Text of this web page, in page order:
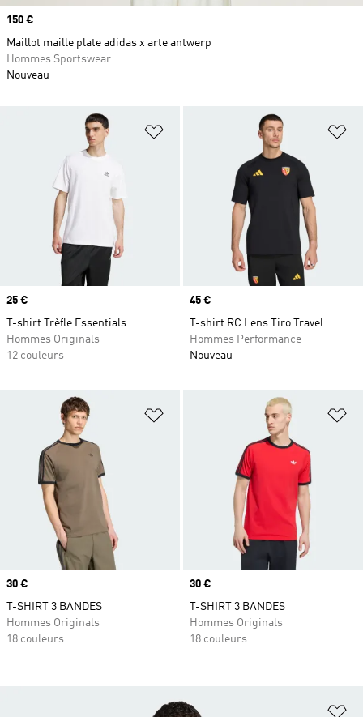
Ajouter à la Liste de produits
Prix
25 €
T-shirt Trèfle Essentials
Hommes Originals
12 couleurs
Prix
45 €
T-shirt RC Lens Tiro Travel
Hommes Performance
Nouveau
Ajouter à la Liste de produits
Prix
30 €
T-SHIRT 3 BANDES
Hommes Originals
18 couleurs
Prix
30 €
T-SHIRT 3 BANDES
Hommes Originals
18 couleurs
Prix
150 €
Maillot maille plate adidas x arte antwerp
Hommes Sportswear
Nouveau